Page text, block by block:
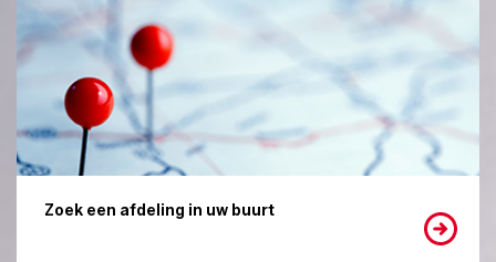
Zoek een afdeling in uw buurt